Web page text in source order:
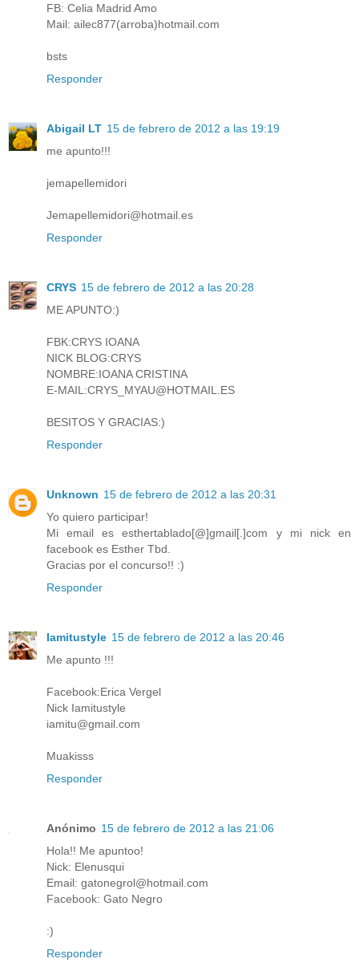
FB: Celia Madrid Amo
Mail: ailec877(arroba)hotmail.com
bsts
Responder
Abigail LT 15 de febrero de 2012 a las 19:19
me apunto!!!
jemapellemidori
Jemapellemidori@hotmail.es
Responder
CRYS 15 de febrero de 2012 a las 20:28
ME APUNTO:)
FBK:CRYS IOANA
NICK BLOG:CRYS
NOMBRE:IOANA CRISTINA
E-MAIL:CRYS_MYAU@HOTMAIL.ES
BESITOS Y GRACIAS:)
Responder
Unknown 15 de febrero de 2012 a las 20:31
Yo quiero participar!
Mi email es esthertablado[@]gmail[.]com y mi nick en
facebook es Esther Tbd.
Gracias por el concurso!! :)
Responder
Iamitustyle 15 de febrero de 2012 a las 20:46
Me apunto !!!
Facebook:Erica Vergel
Nick Iamitustyle
iamitu@gmail.com
Muakisss
Responder
Anónimo 15 de febrero de 2012 a las 21:06
Hola!! Me apuntoo!
Nick: Elenusqui
Email: gatonegrol@hotmail.com
Facebook: Gato Negro
:)
Responder